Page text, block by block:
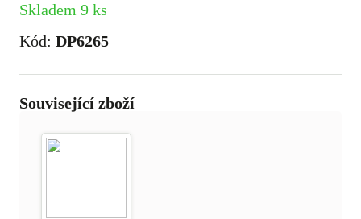
Skladem 9 ks
Kód: DP6265
Související zboží